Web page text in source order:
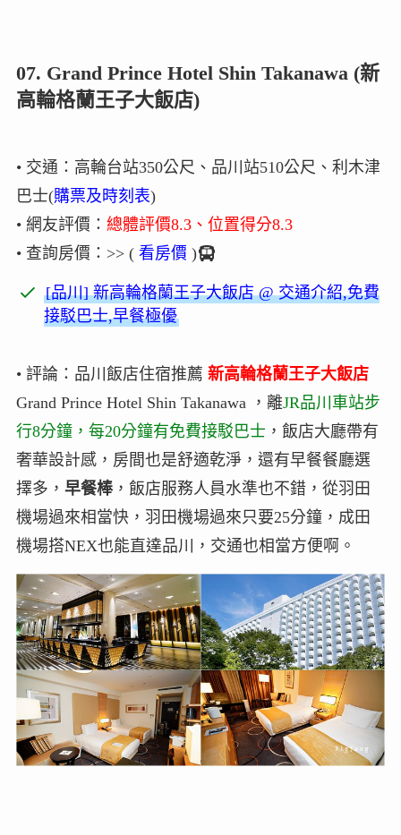
07. Grand Prince Hotel Shin Takanawa (新
高輪格蘭王子大飯店)
• 交通：高輪台站350公尺、品川站510公尺、利木津
巴士(購票及時刻表)
• 網友評價： 總體評價8.3、位置得分8.3
• 查詢房價：>> ( 看房價 )
[品川] 新高輪格蘭王子大飯店 @ 交通介紹,免費
接駁巴士,早餐極優
• 評論：品川飯店住宿推薦 新高輪格蘭王子大飯店
Grand Prince Hotel Shin Takanawa ，離JR品川車站步
行8分鐘，每20分鐘有免費接駁巴士 ，飯店大廳帶有
奢華設計感，房間也是舒適乾淨，還有早餐餐廳選
擇多， 早餐棒，飯店服務人員水準也不錯，從羽田
機場過來相當快，羽田機場過來只要25分鐘，成田
機場搭NEX也能直達品川，交通也相當方便啊。